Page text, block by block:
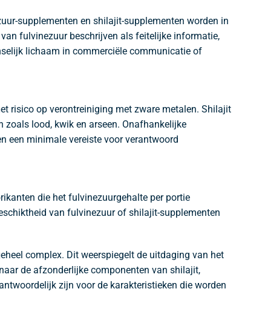
supplementen en shilajit-supplementen worden in
fulvinezuur beschrijven als feitelijke informatie,
lichaam in commerciële communicatie of
risico op verontreiniging met zware metalen. Shilajit
lood, kwik en arseen. Onafhankelijke
een minimale vereiste voor verantwoord
die het fulvinezuurgehalte per portie
van fulvinezuur of shilajit-supplementen
complex. Dit weerspiegelt de uitdaging van het
de afzonderlijke componenten van shilajit,
zijn voor de karakteristieken die worden